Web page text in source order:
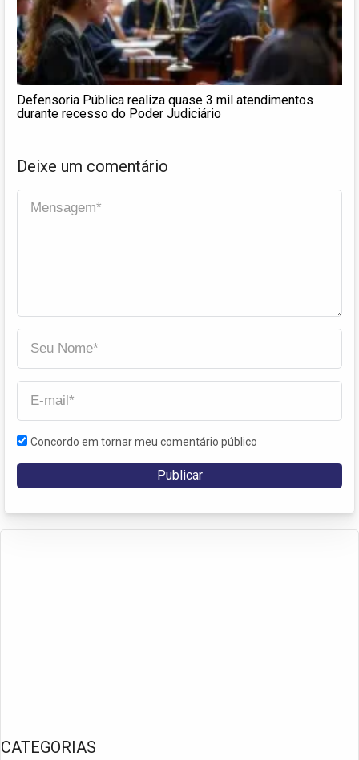
Defensoria Pública realiza quase 3 mil atendimentos
durante recesso do Poder Judiciário
Deixe um comentário
Concordo em tornar meu comentário público
CATEGORIAS